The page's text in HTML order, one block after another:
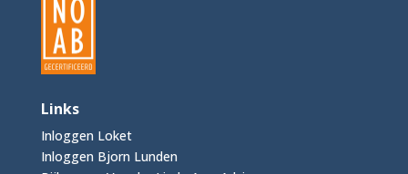
Links
Inloggen Loket
Inloggen Bjorn Lunden